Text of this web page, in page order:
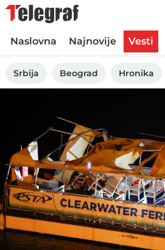
Naslovna Najnovije Vesti
Srbija Beograd Hronika